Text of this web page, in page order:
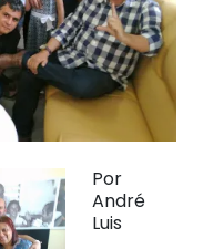
Por
André
Luis